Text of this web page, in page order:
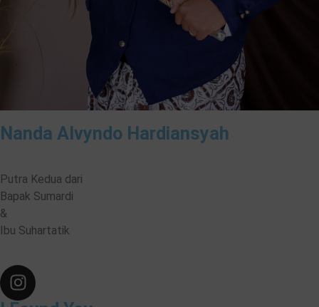
Nanda Alvyndo Hardiansyah
Putra Kedua dari
Bapak Sumardi
&
Ibu Suhartatik